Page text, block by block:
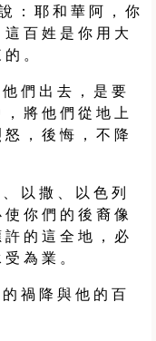
： 耶 和 華 阿 ， 你
百 姓 是 你 用 大
。
們 出 去 ， 是 要
將 他 們 從 地 上
， 後 悔 ， 不 降
以 撒 、 以 色 列
你 們 的 後 裔 像
的 這 全 地 ， 必
為 業 。
禍 降 與 他 的 百